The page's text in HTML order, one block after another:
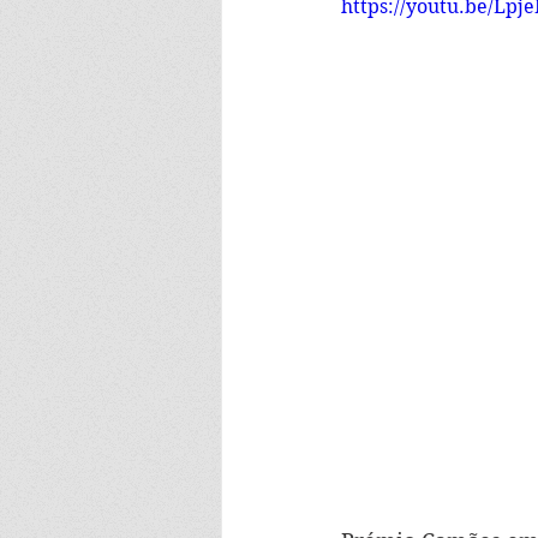
https://youtu.be/